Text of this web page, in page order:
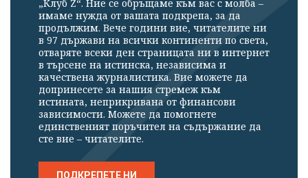
„Клуб Z“. Ние се обръщаме към вас с молба –
имаме нужда от вашата подкрепа, за да
продължим. Вече години вие, читателите ни
в 97 държави на всички континенти по света,
отваряте всеки ден страницата ни в интернет
в търсене на истинска, независима и
качествена журналистика. Вие можете да
допринесете за нашия стремеж към
истината, неприкривана от финансови
зависимости. Можете да помогнете
единственият поръчител на съдържание да
сте вие – читателите.
ПОДКРЕПЕТЕ НИ